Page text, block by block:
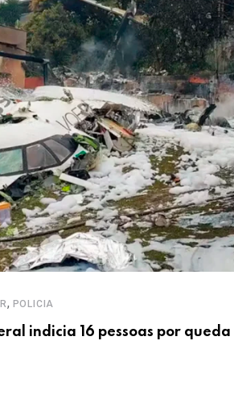
, POLICIA
indicia 16 pessoas por queda